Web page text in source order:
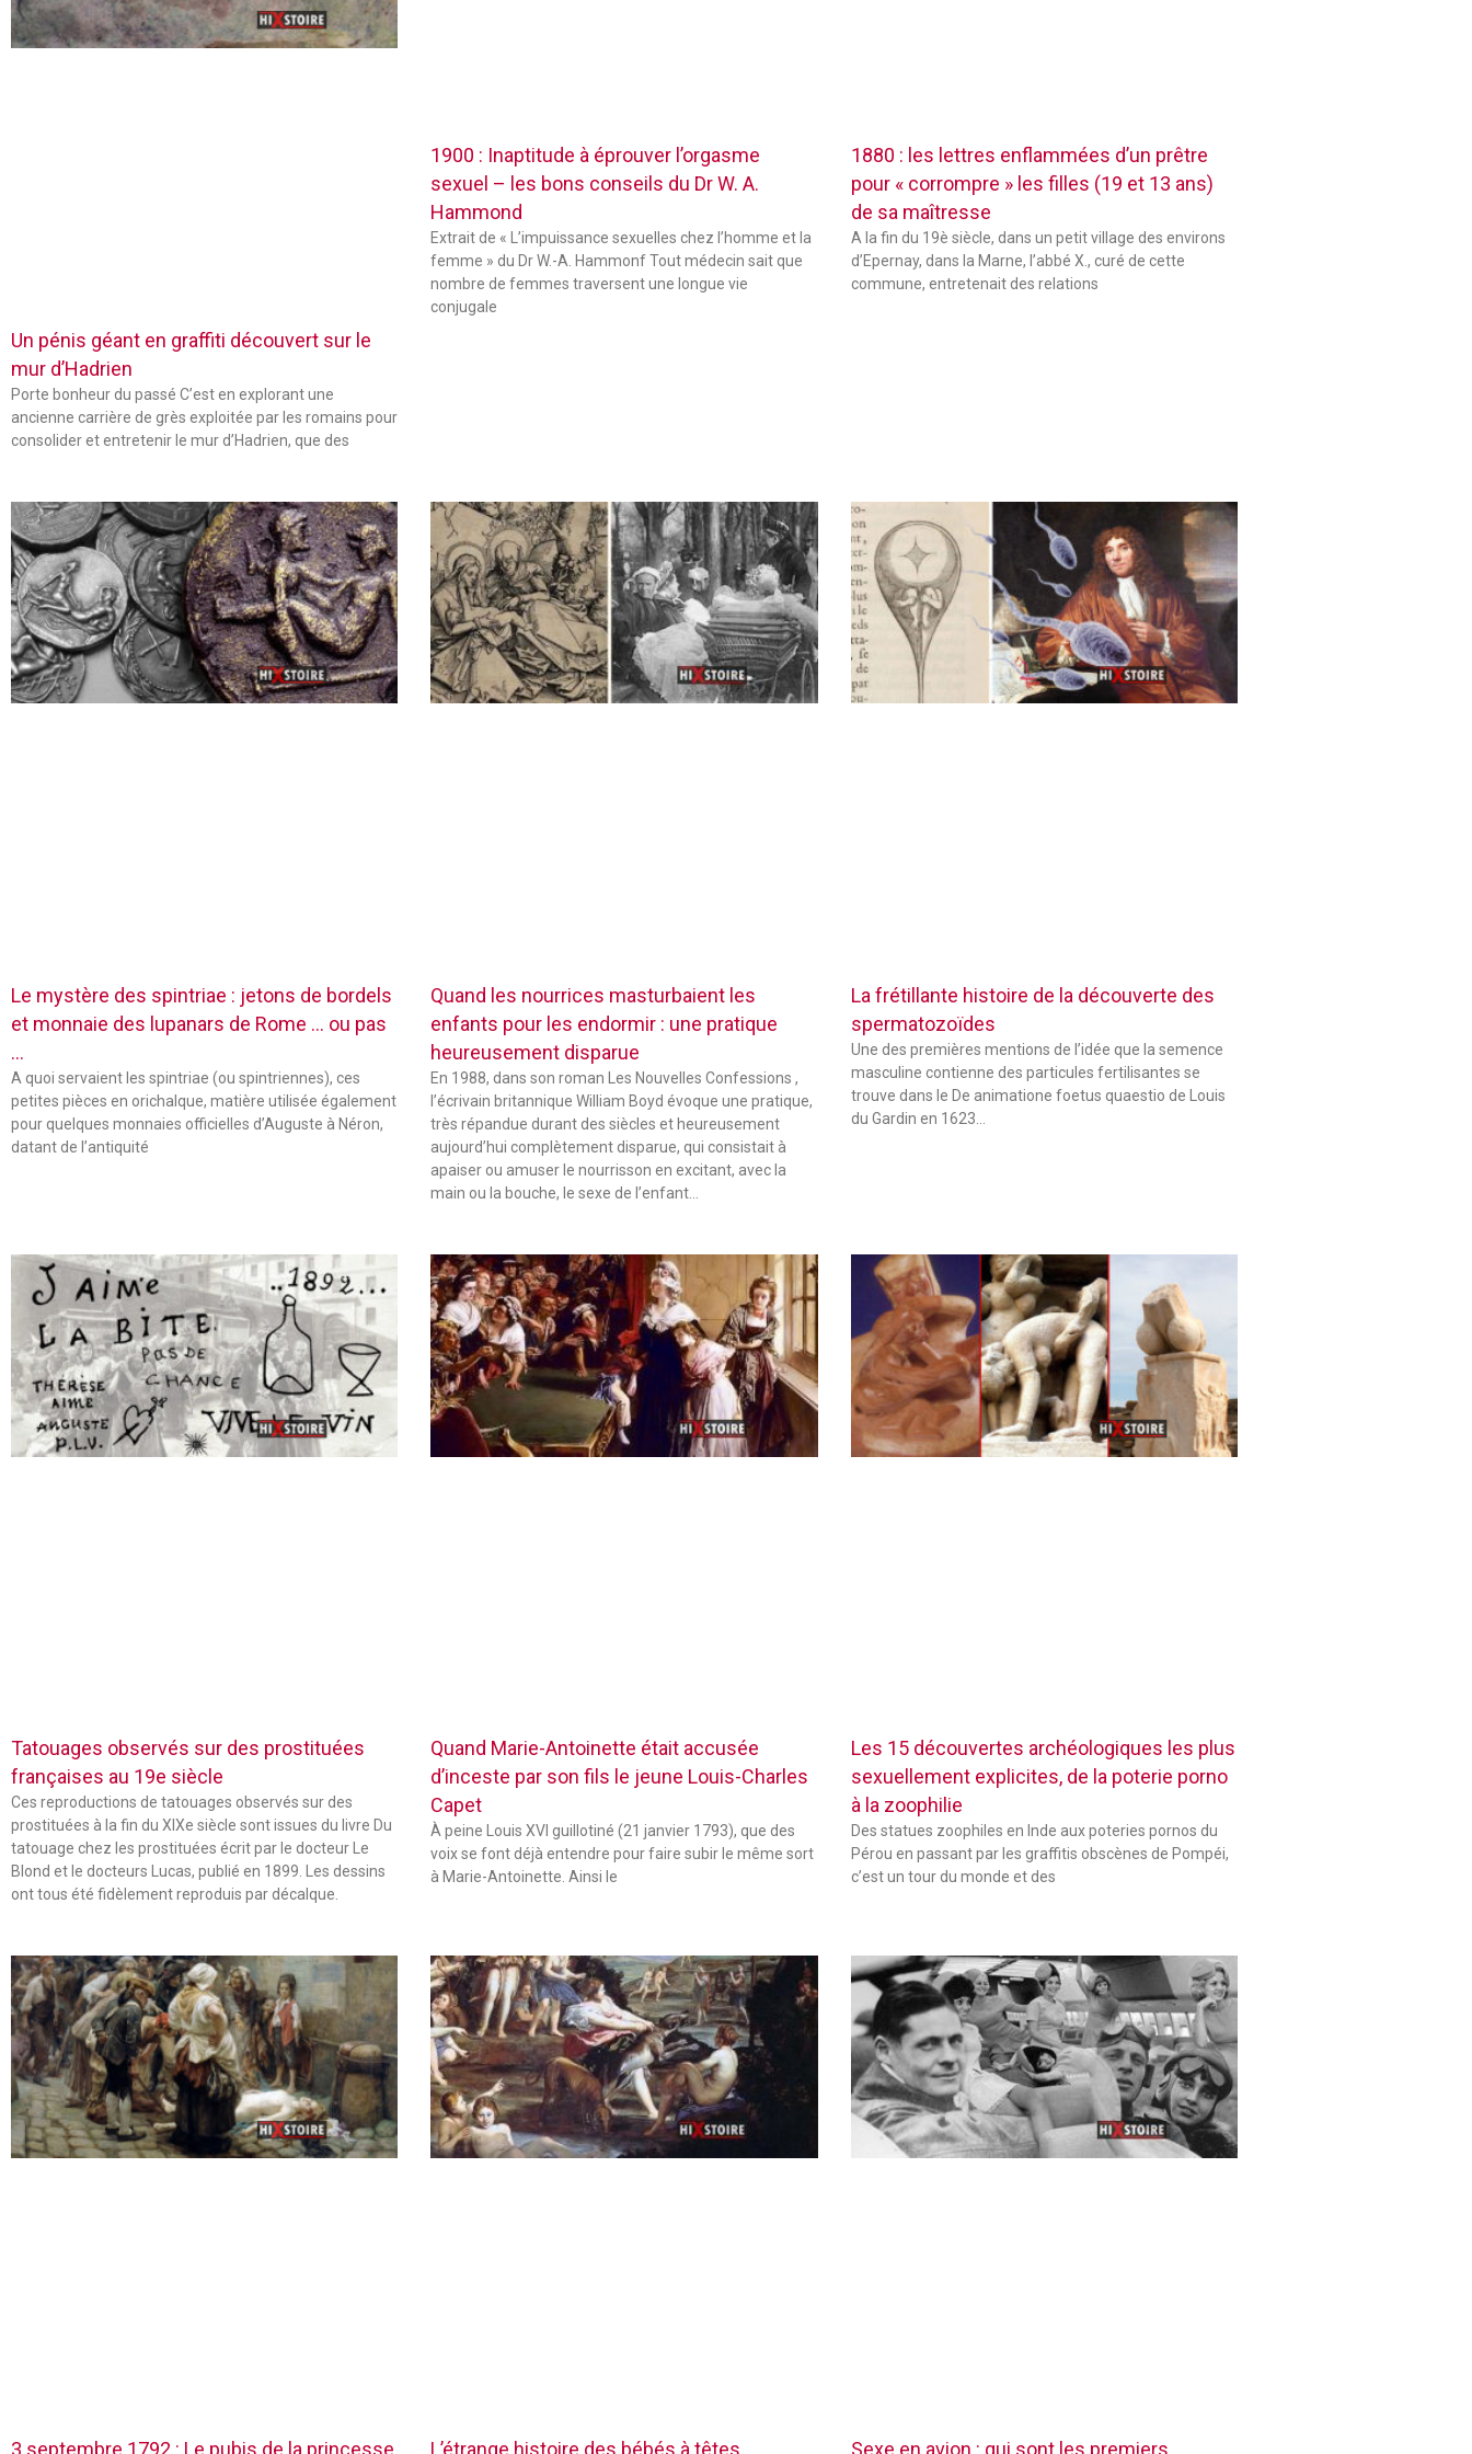
Un pénis géant en graffiti découvert sur le
mur d’Hadrien
Porte bonheur du passé C’est en explorant une
ancienne carrière de grès exploitée par les romains pour
consolider et entretenir le mur d’Hadrien, que des
1900 : Inaptitude à éprouver l’orgasme
sexuel – les bons conseils du Dr W. A.
Hammond
Extrait de « L’impuissance sexuelles chez l’homme et la
femme » du Dr W.-A. Hammonf Tout médecin sait que
nombre de femmes traversent une longue vie
conjugale
1880 : les lettres enflammées d’un prêtre
pour « corrompre » les filles (19 et 13 ans)
de sa maîtresse
A la fin du 19è siècle, dans un petit village des environs
d’Epernay, dans la Marne, l’abbé X., curé de cette
commune, entretenait des relations
Le mystère des spintriae : jetons de bordels
et monnaie des lupanars de Rome … ou pas
…
A quoi servaient les spintriae (ou spintriennes), ces
petites pièces en orichalque, matière utilisée également
pour quelques monnaies officielles d’Auguste à Néron,
datant de l’antiquité
Quand les nourrices masturbaient les
enfants pour les endormir : une pratique
heureusement disparue
En 1988, dans son roman Les Nouvelles Confessions ,
l’écrivain britannique William Boyd évoque une pratique,
très répandue durant des siècles et heureusement
aujourd’hui complètement disparue, qui consistait à
apaiser ou amuser le nourrisson en excitant, avec la
main ou la bouche, le sexe de l’enfant…
La frétillante histoire de la découverte des
spermatozoïdes
Une des premières mentions de l’idée que la semence
masculine contienne des particules fertilisantes se
trouve dans le De animatione foetus quaestio de Louis
du Gardin en 1623…
Tatouages observés sur des prostituées
françaises au 19e siècle
Ces reproductions de tatouages observés sur des
prostituées à la fin du XIXe siècle sont issues du livre Du
tatouage chez les prostituées écrit par le docteur Le
Blond et le docteurs Lucas, publié en 1899. Les dessins
ont tous été fidèlement reproduis par décalque.
Quand Marie-Antoinette était accusée
d’inceste par son fils le jeune Louis-Charles
Capet
À peine Louis XVI guillotiné (21 janvier 1793), que des
voix se font déjà entendre pour faire subir le même sort
à Marie-Antoinette. Ainsi le
Les 15 découvertes archéologiques les plus
sexuellement explicites, de la poterie porno
à la zoophilie
Des statues zoophiles en Inde aux poteries pornos du
Pérou en passant par les graffitis obscènes de Pompéi,
c’est un tour du monde et des
3 septembre 1792 : Le pubis de la princesse L’étrange histoire des bébés à têtes Sexe en avion : qui sont les premiers